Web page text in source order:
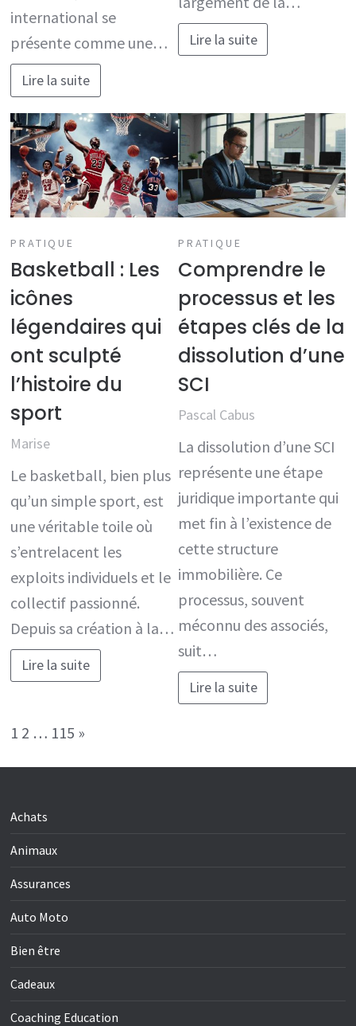
international se
présente comme une…
Lire la suite
Lire la suite
PRATIQUE
Basketball : Les
icônes
légendaires qui
ont sculpté
l’histoire du
sport
Marise
Le basketball, bien plus
qu’un simple sport, est
une véritable toile où
s’entrelacent les
exploits individuels et le
collectif passionné.
Depuis sa création à la…
Lire la suite
PRATIQUE
Comprendre le
processus et les
étapes clés de la
dissolution d’une
SCI
Pascal Cabus
La dissolution d’une SCI
représente une étape
juridique importante qui
met fin à l’existence de
cette structure
immobilière. Ce
processus, souvent
méconnu des associés,
suit…
Lire la suite
Page:
1 2 … 115 Next
»
Achats
Animaux
Assurances
Auto Moto
Bien être
Cadeaux
Coaching Education